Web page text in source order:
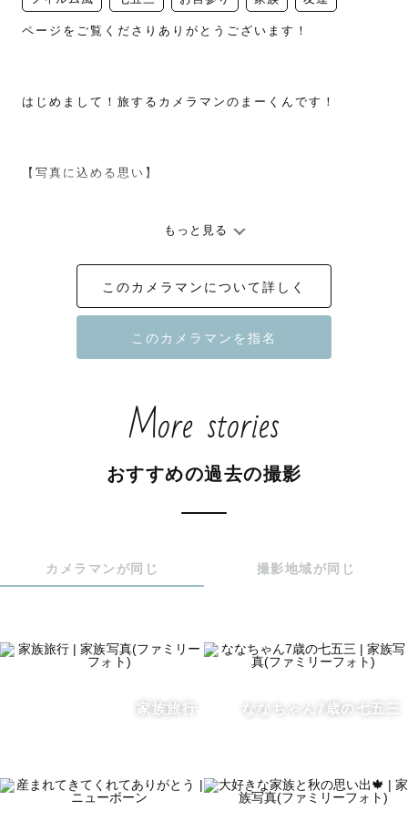
ページをご覧くださりありがとうございます！
はじめまして！旅するカメラマンのまーくんです！
【写真に込める思い】
「写真を撮られるのは恥ずかしい…」
なんて思ったことはありませんか？
僕も家族や友達と写真を撮られるのが恥ずかしかったで
なんていうか照れ臭いじゃないですか
恥ずかしいからとかめんどくさいとかで
ないですか？
なので写真撮りましょ。
「でも。やっぱり恥ずかしいよ！」
もっと見る
このカメラマンについて詳しく
More stories
おすすめの過去の撮影
カメラマンが同じ 撮影地域が同じ
家族旅行 ななちゃん7歳の七五三